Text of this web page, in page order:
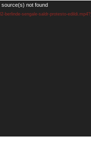
not found
berlinde-sengale-saldr-protesto-